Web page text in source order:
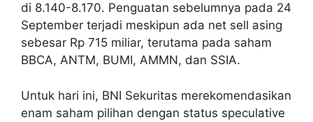
di 8.140-8.170. Penguatan sebelumnya pada 24
September terjadi meskipun ada net sell asing
sebesar Rp 715 miliar, terutama pada saham
BBCA, ANTM, BUMI, AMMN, dan SSIA.
Untuk hari ini, BNI Sekuritas merekomendasikan
enam saham pilihan dengan status speculative